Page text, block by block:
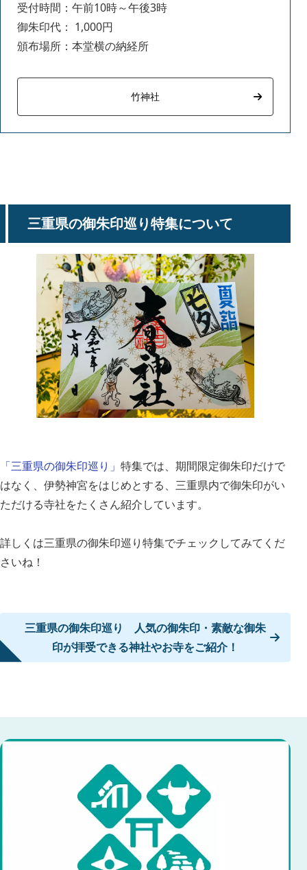
受付時間：午前10時～午後3時
御朱印代： 1,000円
頒布場所：本堂横の納経所
竹神社
三重県の御朱印巡り特集について
「三重県の御朱印巡り」 特集では、期間限定御朱印だけで
はなく、伊勢神宮をはじめとする、三重県内で御朱印がい
ただける寺社をたくさん紹介しています。
詳しくは三重県の御朱印巡り特集でチェックしてみてくだ
さいね！
三重県の御朱印巡り 人気の御朱印・素敵な御朱
印が拝受できる神社やお寺をご紹介！